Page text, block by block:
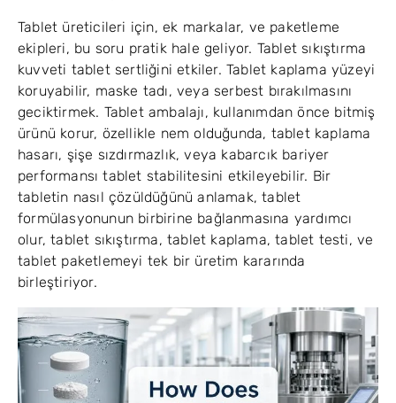
Tablet üreticileri için, ek markalar, ve paketleme
ekipleri, bu soru pratik hale geliyor. Tablet sıkıştırma
kuvveti tablet sertliğini etkiler. Tablet kaplama yüzeyi
koruyabilir, maske tadı, veya serbest bırakılmasını
geciktirmek. Tablet ambalajı, kullanımdan önce bitmiş
ürünü korur, özellikle nem olduğunda, tablet kaplama
hasarı, şişe sızdırmazlık, veya kabarcık bariyer
performansı tablet stabilitesini etkileyebilir. Bir
tabletin nasıl çözüldüğünü anlamak, tablet
formülasyonunun birbirine bağlanmasına yardımcı
olur, tablet sıkıştırma, tablet kaplama, tablet testi, ve
tablet paketlemeyi tek bir üretim kararında
birleştiriyor.